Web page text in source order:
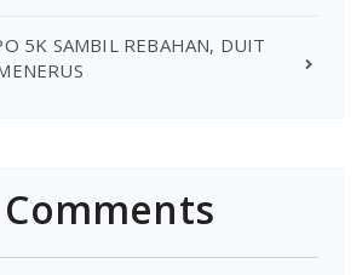
5K SAMBIL REBAHAN, DUIT